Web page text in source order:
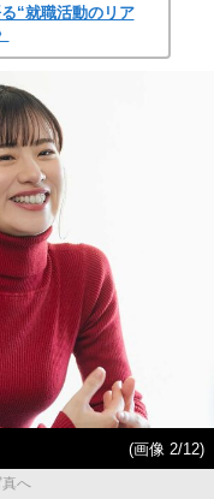
“就職活動のリア
(画像 2/12)
へ